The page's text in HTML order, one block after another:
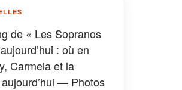
de « Les Sopranos
: où en
Carmela et la
— Photos